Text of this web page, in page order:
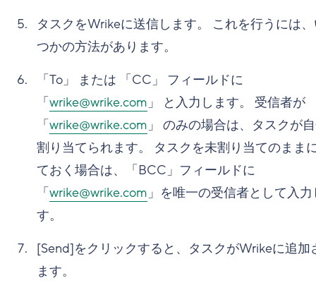
タスクをWrikeに送信します。 これを行うには
つかの方法があります。
「To」 または 「CC」 フィールドに
「wrike@wrike.com 」 と入力します。 受信者が
「wrike@wrike.com 」 のみの場合は、タスクが
割り当てられます。 タスクを未割り当てのまま
ておく場合は、「BCC」フィールドに
「wrike@wrike.com 」を唯一の受信者として入
す。
[Send]をクリックすると、タスクがWrikeに追加
ます。